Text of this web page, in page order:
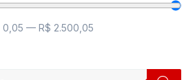
0,05 — R$ 2.500,05